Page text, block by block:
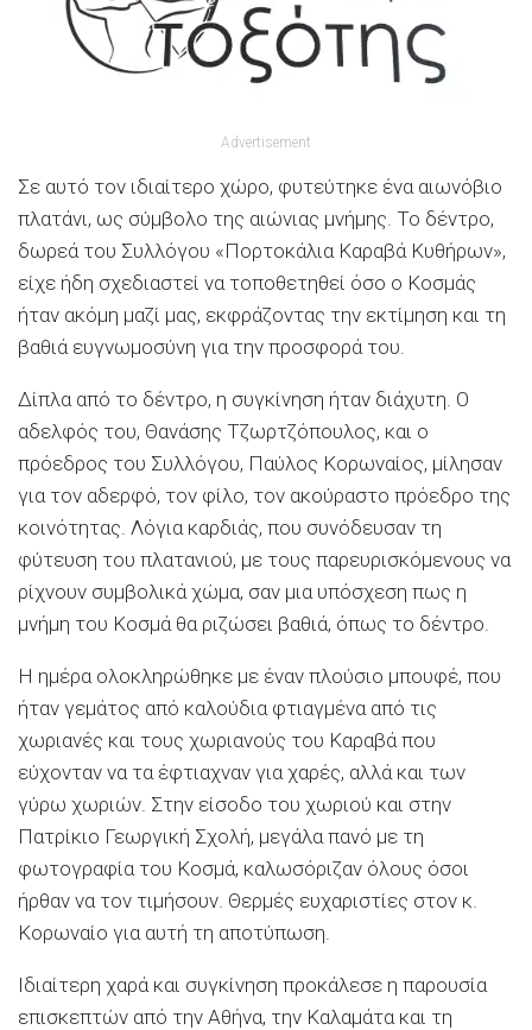
Advertisement
Σε αυτό τον ιδιαίτερο χώρο, φυτεύτηκε ένα αιωνόβιο
πλατάνι, ως σύμβολο της αιώνιας μνήμης. Το δέντρο,
δωρεά του Συλλόγου «Πορτοκάλια Καραβά Κυθήρων»,
είχε ήδη σχεδιαστεί να τοποθετηθεί όσο ο Κοσμάς
ήταν ακόμη μαζί μας, εκφράζοντας την εκτίμηση και τη
βαθιά ευγνωμοσύνη για την προσφορά του.
Δίπλα από το δέντρο, η συγκίνηση ήταν διάχυτη. Ο
αδελφός του, Θανάσης Τζωρτζόπουλος, και ο
πρόεδρος του Συλλόγου, Παύλος Κορωναίος, μίλησαν
για τον αδερφό, τον φίλο, τον ακούραστο πρόεδρο της
κοινότητας. Λόγια καρδιάς, που συνόδευσαν τη
φύτευση του πλατανιού, με τους παρευρισκόμενους να
ρίχνουν συμβολικά χώμα, σαν μια υπόσχεση πως η
μνήμη του Κοσμά θα ριζώσει βαθιά, όπως το δέντρο.
Η ημέρα ολοκληρώθηκε με έναν πλούσιο μπουφέ, που
ήταν γεμάτος από καλούδια φτιαγμένα από τις
χωριανές και τους χωριανούς του Καραβά που
εύχονταν να τα έφτιαχναν για χαρές, αλλά και των
γύρω χωριών. Στην είσοδο του χωριού και στην
Πατρίκιο Γεωργική Σχολή, μεγάλα πανό με τη
φωτογραφία του Κοσμά, καλωσόριζαν όλους όσοι
ήρθαν να τον τιμήσουν. Θερμές ευχαριστίες στον κ.
Κορωναίο για αυτή τη αποτύπωση.
Ιδιαίτερη χαρά και συγκίνηση προκάλεσε η παρουσία
επισκεπτών από την Αθήνα, την Καλαμάτα και τη